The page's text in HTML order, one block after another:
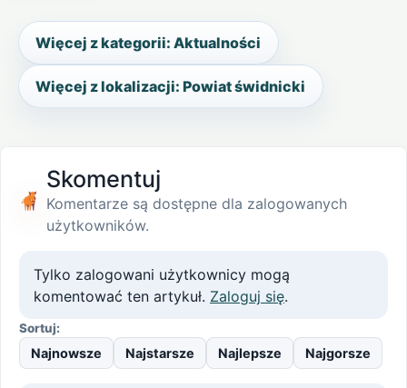
Więcej z kategorii: Aktualności
Więcej z lokalizacji: Powiat świdnicki
Skomentuj
Komentarze są dostępne dla zalogowanych
użytkowników.
Tylko zalogowani użytkownicy mogą
komentować ten artykuł. Zaloguj się.
Sortuj:
Najnowsze Najstarsze Najlepsze Najgorsze